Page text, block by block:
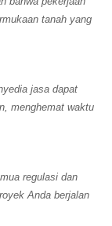
tanah yang
jasa dapat
menghemat waktu
regulasi dan
Anda berjalan